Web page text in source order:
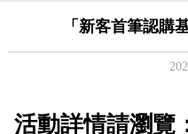
「新客首筆認購
活動詳情請瀏覽